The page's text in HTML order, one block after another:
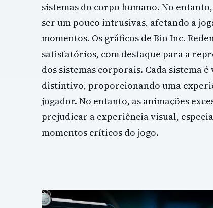
sistemas do corpo humano. No
ser um pouco intrusivas, afetando a
momentos. Os gráficos de Bio Inc.
satisfatórios, com destaque para a
dos sistemas corporais. Cada sistema
distintivo, proporcionando uma
jogador. No entanto, as animações
prejudicar a experiência visual,
momentos críticos do jogo.